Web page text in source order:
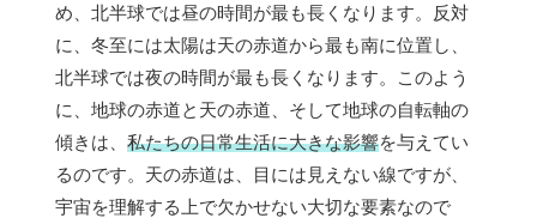
め、北半球では昼の時間が最も長くなります。反対
に、冬至には太陽は天の赤道から最も南に位置し、
北半球では夜の時間が最も長くなります。このよう
に、地球の赤道と天の赤道、そして地球の自転軸の
傾きは、 私たちの日常生活に大きな影響を与えてい
るのです。天の赤道は、目には見えない線ですが、
宇宙を理解する上で欠かせない大切な要素なので